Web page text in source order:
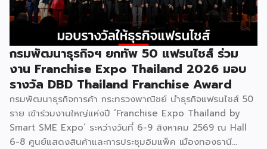
กรมพัฒนาธุรกิจฯ ยกทัพ 50 แฟรนไชส์ ร่วม
งาน Franchise Expo Thailand 2026 มอบ
รางวัล DBD Thailand Franchise Award
กรมพัฒนาธุรกิจการค้า กระทรวงพาณิชย์ นำธุรกิจแฟรนไชส์ 50
ราย เข้าร่วมงานใหญ่แห่งปี ‘Franchise Expo Thailand by
Smart SME Expo’ ระหว่างวันที่ 6-9 สิงหาคม 2569 ณ Hall
6-8 ศูนย์แสดงสินค้าและการประชุมอิมแพ็ค เมืองทองธานี